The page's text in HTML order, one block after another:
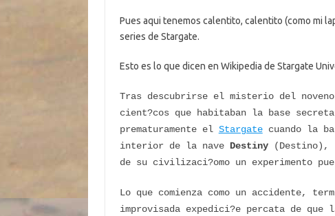
Pues aqui tenemos calentito, calentito (como mi
series de Stargate.
Esto es lo que dicen en Wikipedia de Stargate
Tras descubrirse el misterio del noveno
cient?cos que habitaban la base
prematuramente el Stargatecuando la
interior de la nave Destiny(Destino),
de su civilizaci?omo un experimento
Lo que comienza como un accidente,
improvisada expedici?e percata de